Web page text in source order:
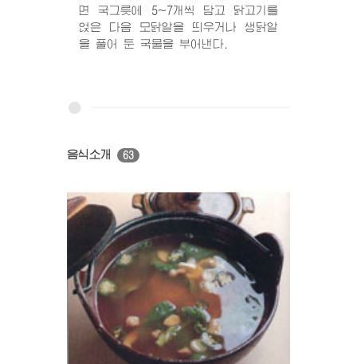
면 국그릇에 5~7개씩 담고 닭고기를
얹은 다음 모닭알을 띄우거나 생닭알
을 풀어 둔 국물을 부어낸다.
음식소개 63